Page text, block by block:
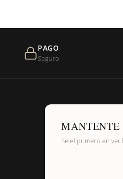
PAGO
Seguro
Se el primero en